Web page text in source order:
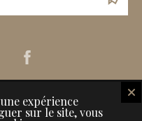
Maisons de Voyageurs
expérience
sur le site, vous